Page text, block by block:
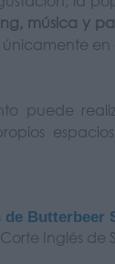
música y
únicamente
puede
Butterbeer
Corte Inglés